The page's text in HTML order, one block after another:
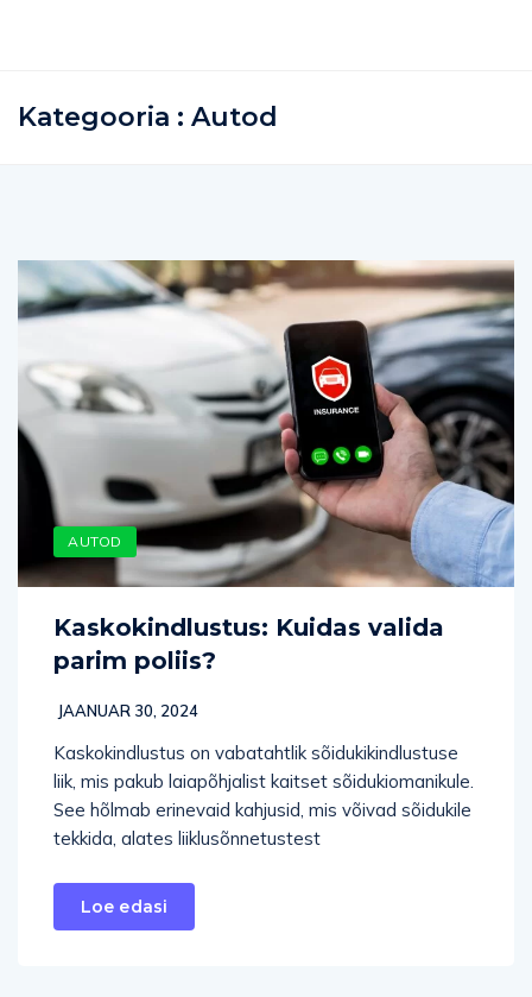
Kategooria : Autod
AUTOD
Kaskokindlustus: Kuidas valida
parim poliis?
JAANUAR 30, 2024
Kaskokindlustus on vabatahtlik sõidukikindlustuse
liik, mis pakub laiapõhjalist kaitset sõidukiomanikule.
See hõlmab erinevaid kahjusid, mis võivad sõidukile
tekkida, alates liiklusõnnetustest
Loe edasi